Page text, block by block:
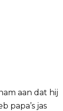
aan dat hij
papa’s jas